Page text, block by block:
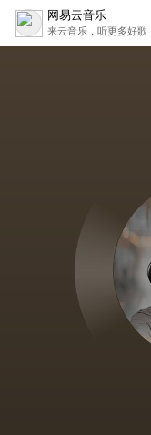
网易云音乐
来云音乐，听更多好歌